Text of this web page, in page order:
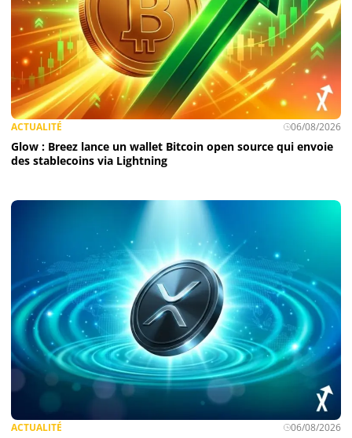
Trading
C’est quoi ?
Meilleur Broker
Meilleures plateformes
Meilleurs wallets
ACTUALITÉ 06/08/2026
Glow : Breez lance un wallet Bitcoin open source qui envoie
des stablecoins via Lightning
ACTUALITÉ 06/08/2026